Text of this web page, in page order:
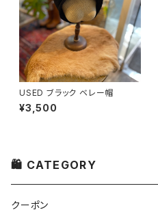
USED ブラック ベレー帽
¥3,500
🛍 CATEGORY
クーポン